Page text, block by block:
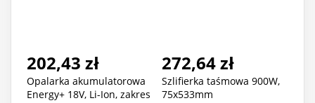
202,43 zł
Opalarka akumulatorowa
Energy+ 18V, Li-Ion, zakres
272,64 zł
Szlifierka taśmowa 900W,
75x533mm